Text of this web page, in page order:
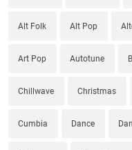
Alt Folk Alt Pop
Art Pop Autotune
Chillwave Christmas
Cumbia Dance